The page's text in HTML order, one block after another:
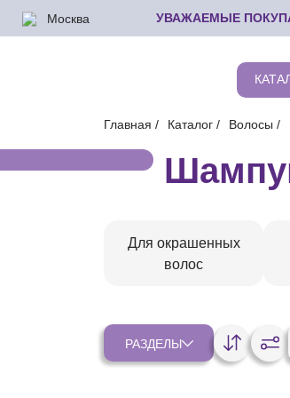
УВАЖАЕМЫЕ
Москва
Главная Каталог Волосы
Для окрашенных
волос
РАЗДЕЛЫ